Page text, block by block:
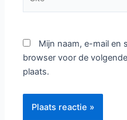
Mijn naam, e-mail en
browser voor de
plaats.